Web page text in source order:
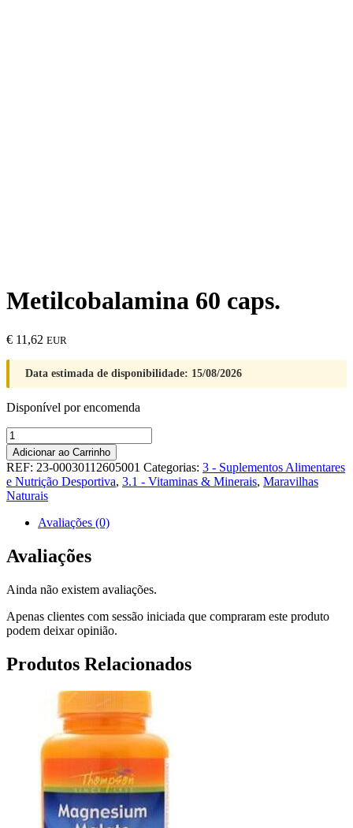
Metilcobalamina 60 caps.
€ 11,62 EUR
Data estimada de disponibilidade: 15/08/2026
Disponível por encomenda
Quantidade
de
Metilcobalamina
60
caps.
Adicionar ao Carrinho
REF: 23-00030112605001 Categorias: 3 - Suplementos Alimentares
e Nutrição Desportiva, 3.1 - Vitaminas & Minerais, Maravilhas
Naturais
Avaliações (0)
Avaliações
Ainda não existem avaliações.
Apenas clientes com sessão iniciada que compraram este produto
podem deixar opinião.
Produtos Relacionados